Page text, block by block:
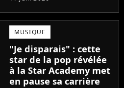
une place dans le nid.
Dans le sillage d'Ambre,
c'est au tour de Lily
Campa de présenter
son univers à travers...
MUSIQUE
"Je disparais" : cette
star de la pop révélée
à la Star Academy met
en pause sa carrière